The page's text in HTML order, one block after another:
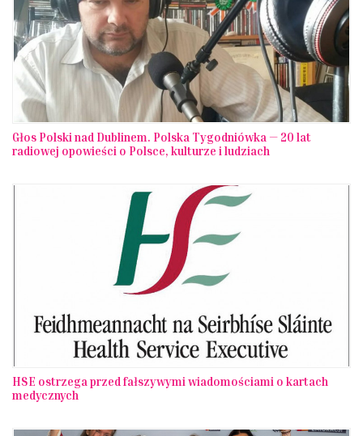
Głos Polski nad Dublinem. Polska Tygodniówka — 20 lat
radiowej opowieści o Polsce, kulturze i ludziach
HSE ostrzega przed fałszywymi wiadomościami o kartach
medycznych